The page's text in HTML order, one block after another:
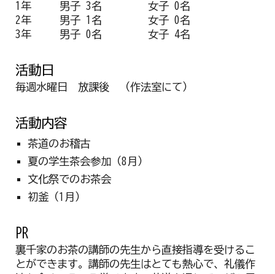
1年 男子 3名
女子 0名
2年
男子 1名
女子 0名
3年
男子 0名 女子 4名
活動日
毎週水曜日 放課後 （作法室にて）
活動内容
茶道のお稽古
夏の学生茶会参加（8月）
文化祭でのお茶会
初釜（1月）
PR
裏千家のお茶の講師の先生から直接指導を受けるこ
とができます。講師の先生はとても熱心で、礼儀作